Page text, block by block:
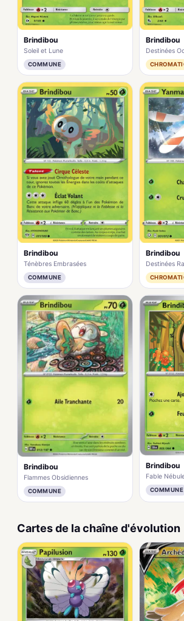
Brindibou
Soleil et Lune
COMMUNE
Brindibou
Destinées
Brindibou
Ténèbres Embrasées
COMMUNE
Brindibou
Destinées
Brindibou
Flammes Obsidiennes
COMMUNE
Brindibou
Fable
COMMUNE
Cartes de la chaîne d'évolution